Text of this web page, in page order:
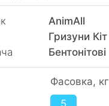
AnimAll
Гризуни Кiт
Бентонітові
Фасовка, кг
5